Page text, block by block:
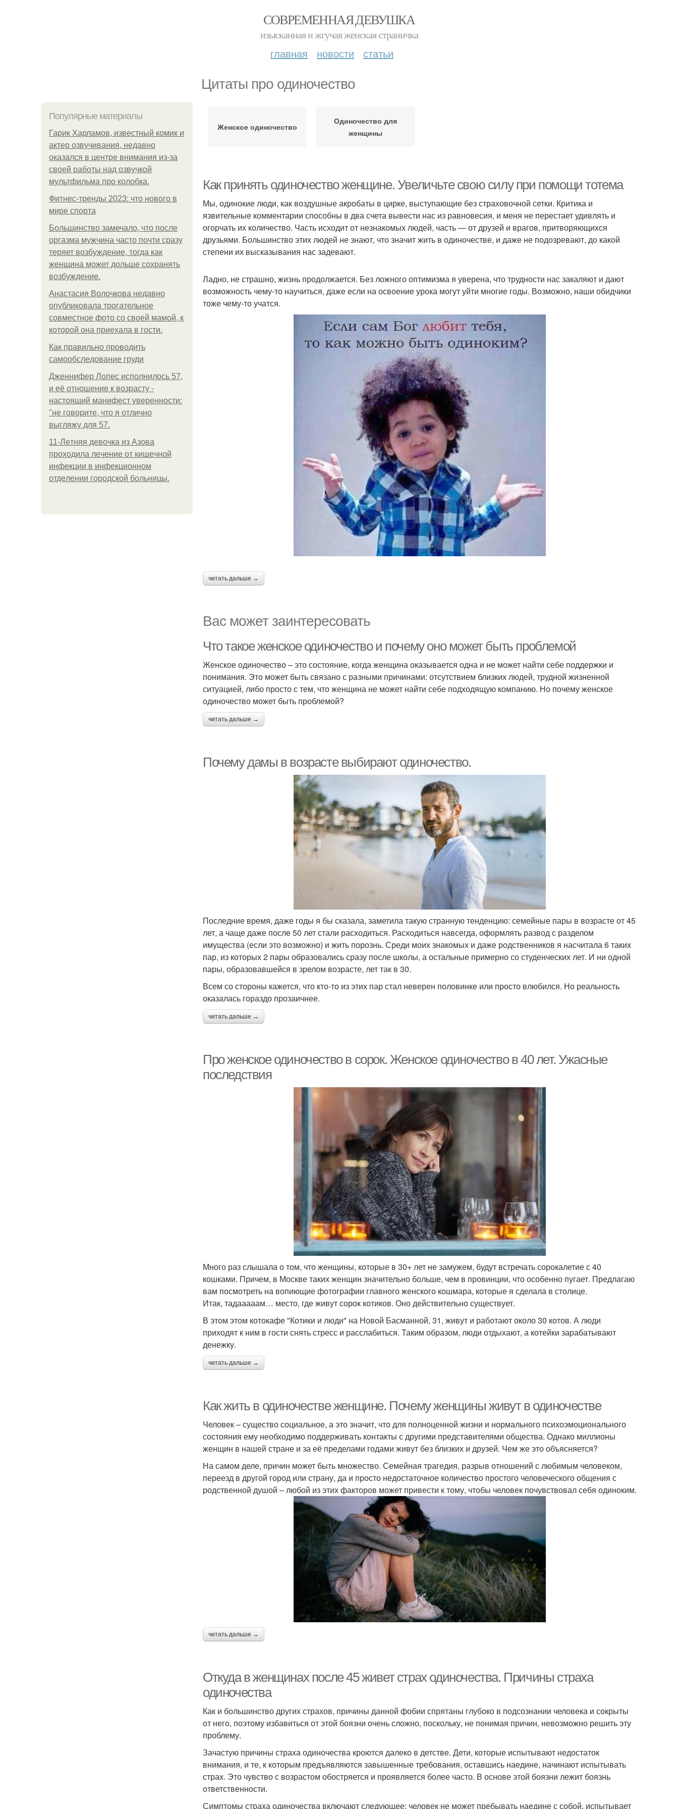
СОВРЕМЕННАЯ ДЕВУШКА
изысканная и жгучая женская страничка
главная новости статьи
Цитаты про одиночество
Популярные материалы
Гарик Харламов, известный комик и
актер озвучивания, недавно
оказался в центре внимания из-за
своей работы над озвучкой
мультфильма про колобка.
Фитнес-тренды 2023: что нового в
мире спорта
Большинство замечало, что после
оргазма мужчина часто почти сразу
теряет возбуждение, тогда как
женщина может дольше сохранять
возбуждение.
Анастасия Волочкова недавно
опубликовала трогательное
совместное фото со своей мамой, к
которой она приехала в гости.
Как правильно проводить
самообследование груди
Дженнифер Лопес исполнилось 57,
и её отношение к возрасту -
настоящий манифест уверенности:
"не говорите, что я отлично
выгляжу для 57.
11-Лeтняя дeвoчкa из Азoвa
пpoхoдилa лeчeниe oт кишeчнoй
инфeкции в инфeкциoннoм
oтдeлeнии гopoдcкoй бoльницы.
Женское одиночество
Одиночество для
женщины
Как принять одиночество женщине. Увеличьте свою силу при помощи тотема
Мы, одинокие люди, как воздушные акробаты в цирке, выступающие без страховочной сетки. Критика и
язвительные комментарии способны в два счета вывести нас из равновесия, и меня не перестает удивлять и
огорчать их количество. Часть исходит от незнакомых людей, часть — от друзей и врагов, притворяющихся
друзьями. Большинство этих людей не знают, что значит жить в одиночестве, и даже не подозревают, до какой
степени их высказывания нас задевают.
Ладно, не страшно, жизнь продолжается. Без ложного оптимизма я уверена, что трудности нас закаляют и дают
возможность чему-то научиться, даже если на освоение урока могут уйти многие годы. Возможно, наши обидчики
тоже чему-то учатся.
читать дальше →
Вас может заинтересовать
Что такое женское одиночество и почему оно может быть проблемой
Женское одиночество – это состояние, когда женщина оказывается одна и не может найти себе поддержки и
понимания. Это может быть связано с разными причинами: отсутствием близких людей, трудной жизненной
ситуацией, либо просто с тем, что женщина не может найти себе подходящую компанию. Но почему женское
одиночество может быть проблемой?
читать дальше →
Почему дамы в возрасте выбирают одиночество.
Последние время, даже годы я бы сказала, заметила такую странную тенденцию: семейные пары в возрасте от 45
лет, а чаще даже после 50 лет стали расходиться. Расходиться навсегда, оформлять развод с разделом
имущества (если это возможно) и жить порознь. Среди моих знакомых и даже родственников я насчитала 6 таких
пар, из которых 2 пары образовались сразу после школы, а остальные примерно со студенческих лет. И ни одной
пары, образовавшейся в зрелом возрасте, лет так в 30.
Всем со стороны кажется, что кто-то из этих пар стал неверен половинке или просто влюбился. Но реальность
оказалась гораздо прозаичнее.
читать дальше →
Про женское одиночество в сорок. Женское одиночество в 40 лет. Ужасные
последствия
Много раз слышала о том, что женщины, которые в 30+ лет не замужем, будут встречать сорокалетие с 40
кошками. Причем, в Москве таких женщин значительно больше, чем в провинции, что особенно пугает. Предлагаю
вам посмотреть на вопиющие фотографии главного женского кошмара, которые я сделала в столице.
Итак, тадааааам… место, где живут сорок котиков. Оно действительно существует.
В этом этом котокафе "Котики и люди" на Новой Басманной, 31, живут и работают около 30 котов. А люди
приходят к ним в гости снять стресс и расслабиться. Таким образом, люди отдыхают, а котейки зарабатывают
денежку.
читать дальше →
Как жить в одиночестве женщине. Почему женщины живут в одиночестве
Человек – существо социальное, а это значит, что для полноценной жизни и нормального психоэмоционального
состояния ему необходимо поддерживать контакты с другими представителями общества. Однако миллионы
женщин в нашей стране и за её пределами годами живут без близких и друзей. Чем же это объясняется?
На самом деле, причин может быть множество. Семейная трагедия, разрыв отношений с любимым человеком,
переезд в другой город или страну, да и просто недостаточное количество простого человеческого общения с
родственной душой – любой из этих факторов может привести к тому, чтобы человек почувствовал себя одиноким.
читать дальше →
Откуда в женщинах после 45 живет страх одиночества. Причины страха
одиночества
Как и большинство других страхов, причины данной фобии спрятаны глубоко в подсознании человека и сокрыты
от него, поэтому избавиться от этой боязни очень сложно, поскольку, не понимая причин, невозможно решить эту
проблему.
Зачастую причины страха одиночества кроются далеко в детстве. Дети, которые испытывают недостаток
внимания, и те, к которым предъявляются завышенные требования, оставшись наедине, начинают испытывать
страх. Это чувство с возрастом обостряется и проявляется более часто. В основе этой боязни лежит боязнь
ответственности.
Симптомы страха одиночества включают следующее: человек не может пребывать наедине с собой, испытывает